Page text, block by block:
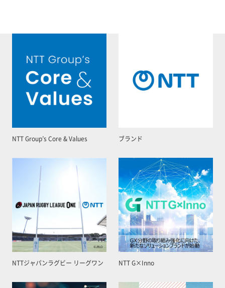
NTT Group’s Core & Values ブランド
NTTジャパンラグビー リーグワン NTT G×Inno